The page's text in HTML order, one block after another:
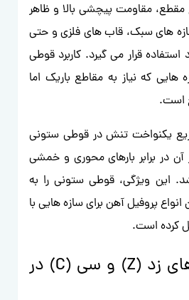
مقاومت پیچشی بالا و ظاهر
های سبک، قاب های فلزی و حتی
قرار می گیرد. کاربرد قوطی
هایی که نیاز به مقاطع باریک اما
است.
یکنواخت تنش در قوطی ستونی
در برابر بارهای محوری و خمشی
این ویژگی، قوطی ستونی را به
پروفیل آهن برای سازه هایی با
کرده است.
نقش پروفیل های زد (Z) و سی (C) در